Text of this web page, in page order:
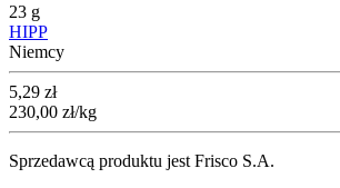
23 g
HIPP
Niemcy
Cena
5,29 zł
230,00 zł/kg
Sprzedawcą produktu jest Frisco S.A.